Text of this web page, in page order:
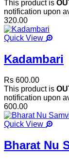
This product is
notification upon
320.00
Quick View
Kadambari
Rs 600.00
This product is
notification upon
600.00
Quick View
Bharat Nu